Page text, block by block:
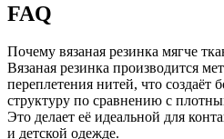
FAQ
Почему вязаная резинка мягче
Вязаная резинка производится
переплетения нитей, что
структуру по сравнению с
Это делает её идеальной для
и детской одежде.